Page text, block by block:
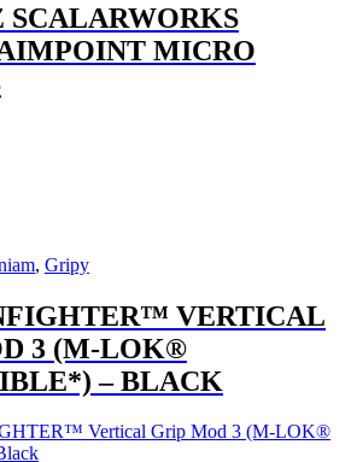
MICRO
, Gripy
VERTICAL
3 (M-LOK®
– BLACK